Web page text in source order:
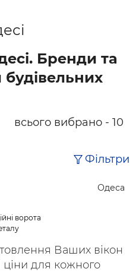
Бренди та
всього вибрано - 10
Фільтри
Одеса
ворота
Ваших вікон
ціни для кожного